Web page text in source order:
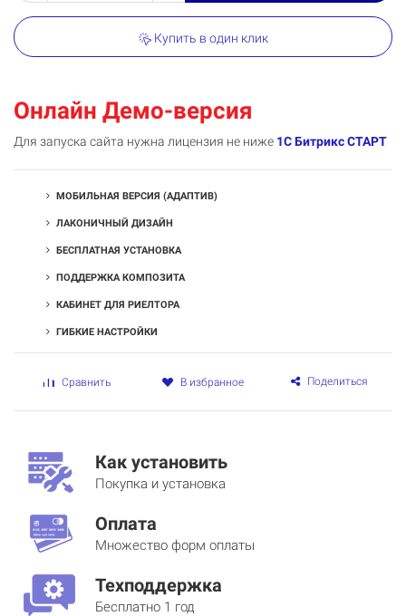
Купить в один клик
Онлайн Демо-версия
Для запуска сайта нужна лицензия не ниже 1С Битрикс СТАРТ
МОБИЛЬНАЯ ВЕРСИЯ (АДАПТИВ)
ЛАКОНИЧНЫЙ ДИЗАЙН
БЕСПЛАТНАЯ УСТАНОВКА
ПОДДЕРЖКА КОМПОЗИТА
КАБИНЕТ ДЛЯ РИЕЛТОРА
ГИБКИЕ НАСТРОЙКИ
Сравнить В избранное Поделиться
Как установить
Покупка и установка
Оплата
Множество форм оплаты
Техподдержка
Бесплатно 1 год